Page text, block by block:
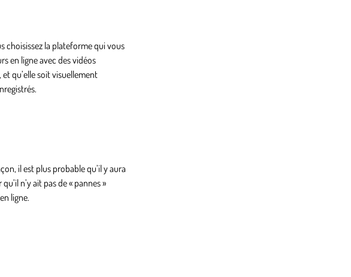
choisissez la plateforme qui vous
en ligne avec des vidéos
qu’elle soit visuellement
il est plus probable qu’il y aura
n’y ait pas de « pannes »
ligne.